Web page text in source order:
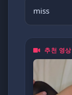
miss
추천 영상